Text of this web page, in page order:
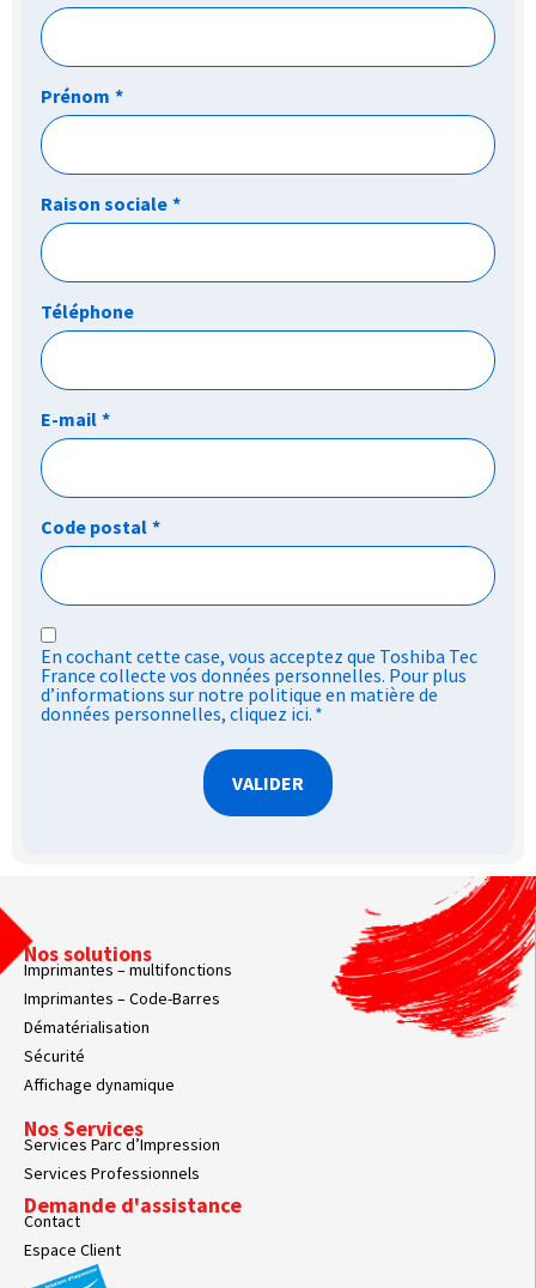
Prénom *
Raison sociale *
Téléphone
E-mail *
Code postal *
RGPD
*
En cochant cette case, vous acceptez que Toshiba Tec
France collecte vos données personnelles. Pour plus
d’informations sur notre politique en matière de
données personnelles, cliquez ici. *
Nos solutions
Imprimantes – multifonctions
Imprimantes – Code-Barres
Dématérialisation
Sécurité
Affichage dynamique
Nos Services
Services Parc d’Impression
Services Professionnels
Demande d'assistance
Contact
Espace Client